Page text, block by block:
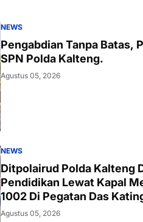
NEWS
Pengabdian Tanpa Batas,
SPN Polda Kalteng.
Agustus 05, 2026
NEWS
Ditpolairud Polda Kalteng
Pendidikan Lewat Kapal
1002 Di Pegatan Das
Agustus 05, 2026